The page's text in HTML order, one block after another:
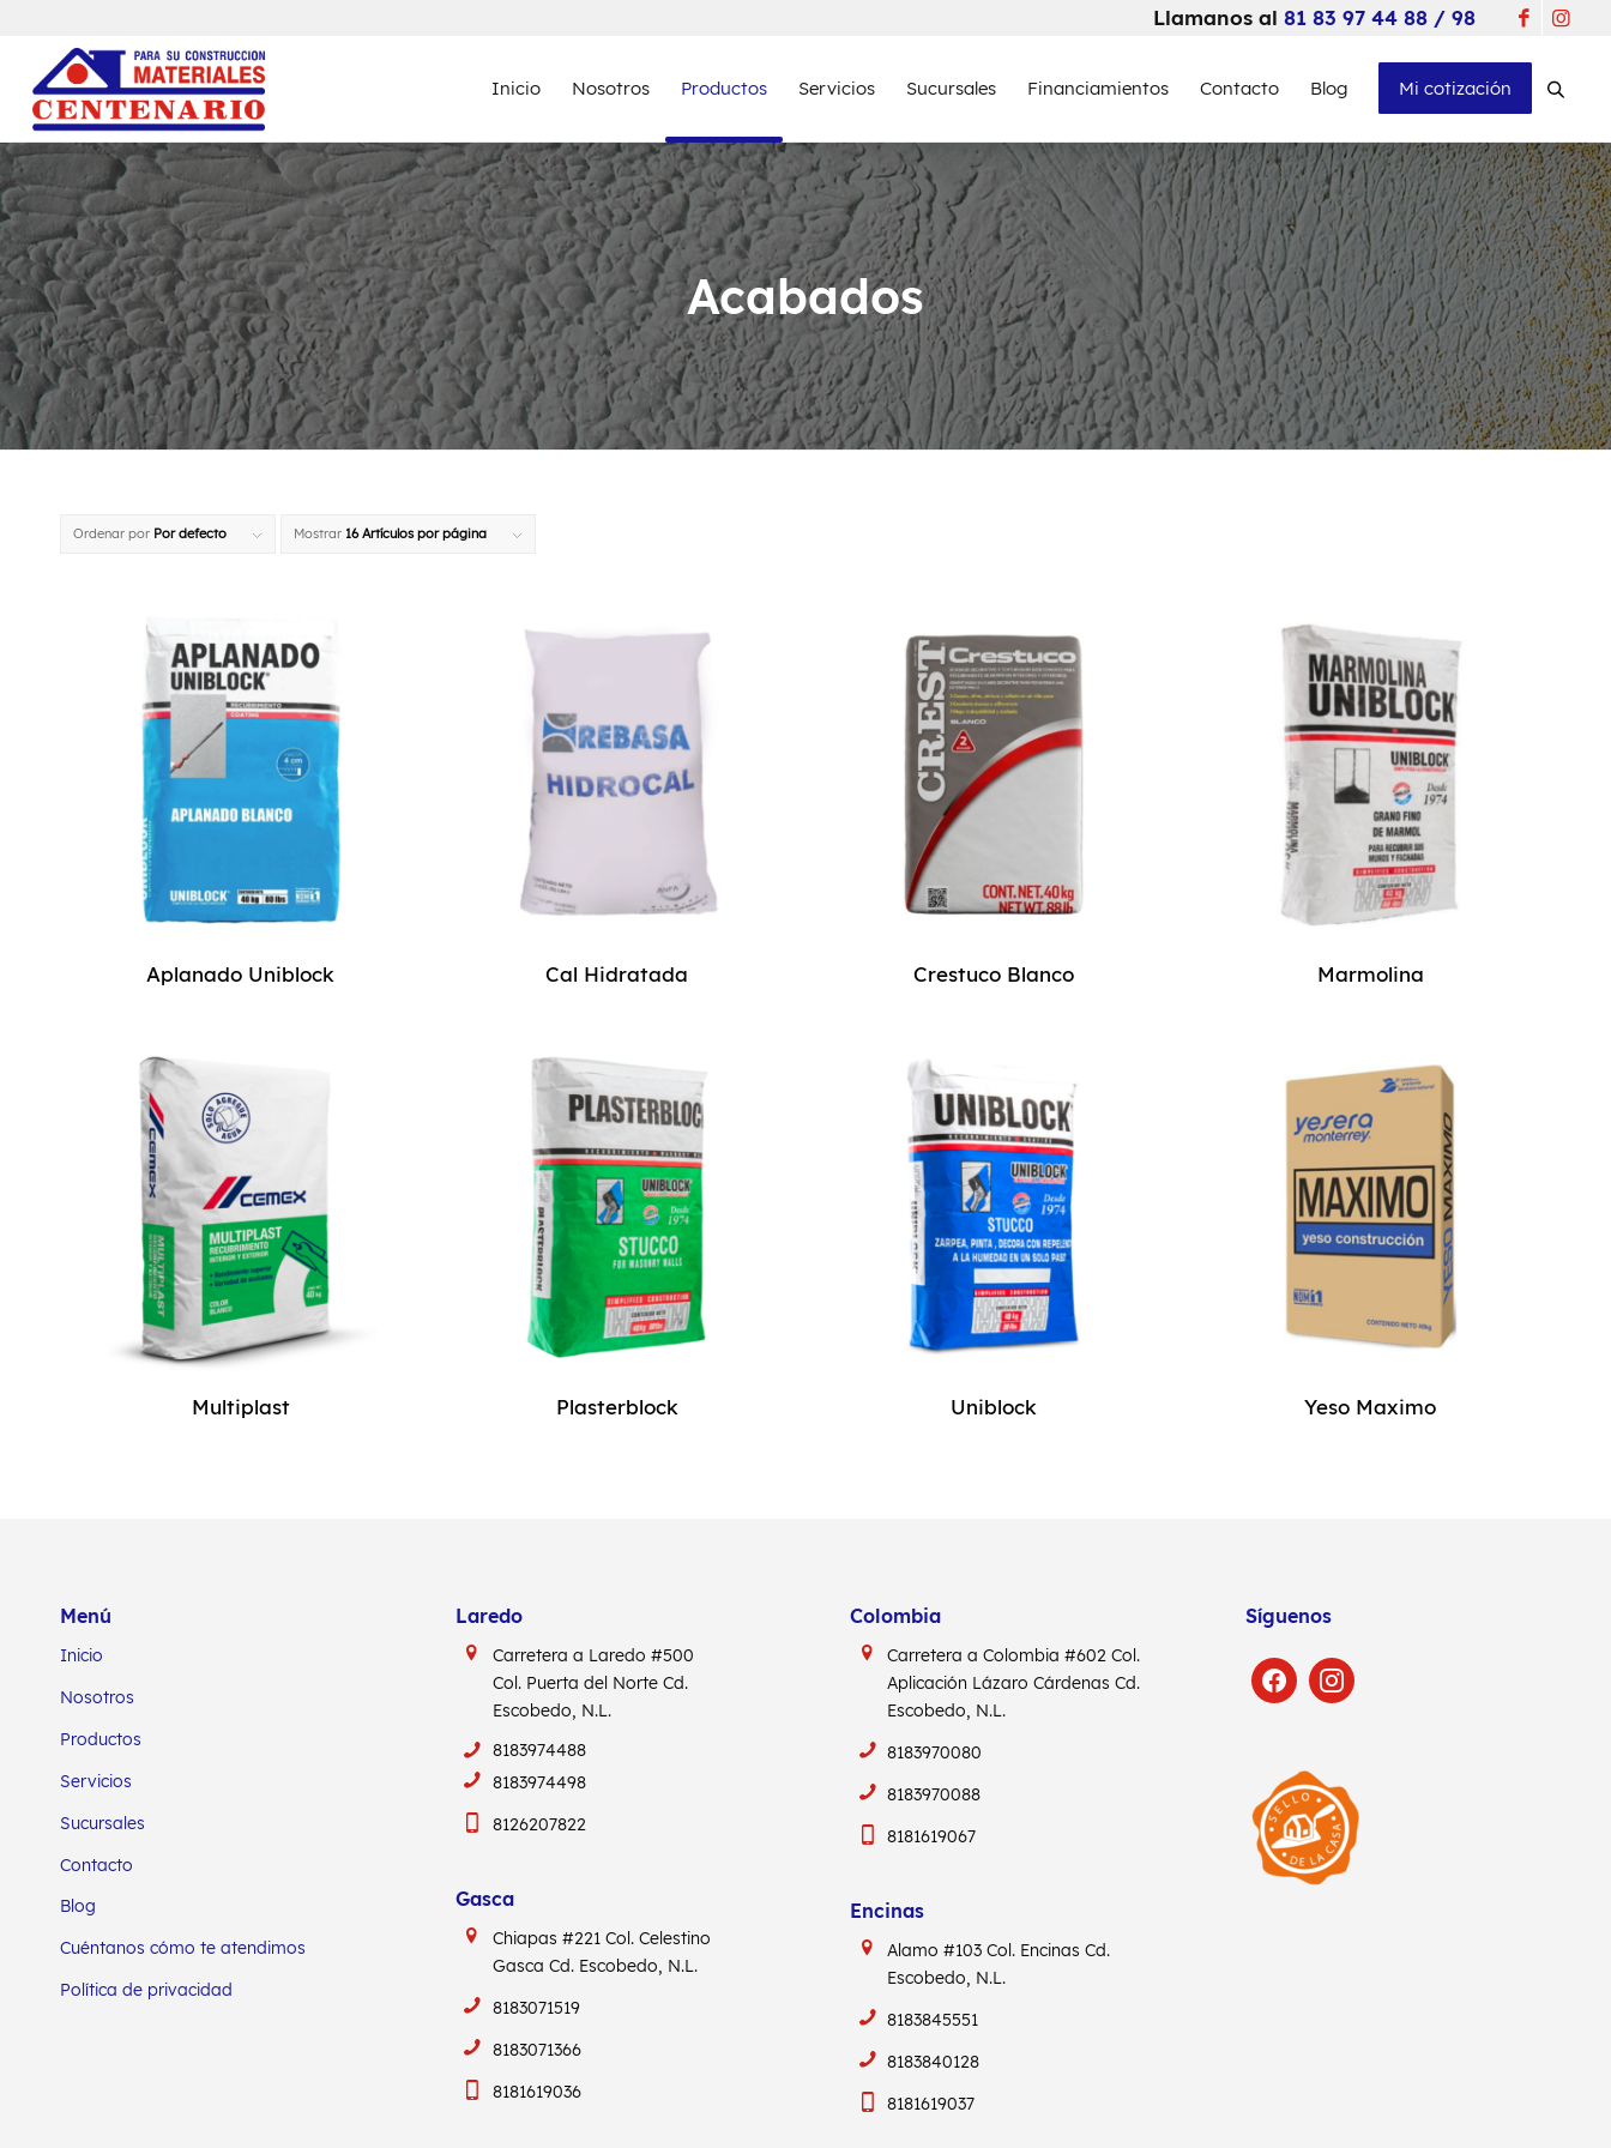
Llamanos al81 83 97 44 88 / 98
Inicio Nosotros Productos Servicios Sucursales Financiamientos Contacto Blog Mi cotización
Acabados
Ordenar por Por defecto Mostrar 16 Artículos por página
Aplanado Uniblock Cal Hidratada Crestuco Blanco Marmolina
Multiplast Plasterblock Uniblock Yeso Maximo
Menú
Inicio
Nosotros
Productos
Servicios
Sucursales
Contacto
Blog
Cuéntanos cómo te atendimos
Política de privacidad
Laredo
Carretera a Laredo #500
Col. Puerta del Norte Cd.
Escobedo, N.L.
8183974488
8183974498
8126207822
Gasca
Chiapas #221 Col. Celestino
Gasca Cd. Escobedo, N.L.
8183071519
8183071366
8181619036
Colombia
Carretera a Colombia #602Col.
Aplicación Lázaro CárdenasCd.
Escobedo, N.L.
8183970080
8183970088
8181619067
Encinas
Alamo #103Col. EncinasCd.
Escobedo, N.L.
8183845551
8183840128
8181619037
Síguenos